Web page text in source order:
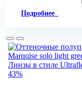
Подробнее
43%